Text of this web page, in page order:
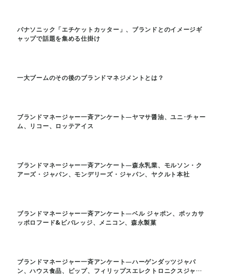
どう生まれたのか、コミュニケーションの「場」に参加した。
パナソニック「エチケットカッター」、ブランドとのイメージギ
ャップで話題を集める仕掛け
一大ブームのその後のブランドマネジメントとは？
ブランドマネージャー一斉アンケート―ヤマサ醤油、ユニ･チャー
ム、リコー、ロッテアイス
ブランドマネージャー一斉アンケート―森永乳業、モルソン・ク
アーズ・ジャパン、モンデリーズ・ジャパン、ヤクルト本社
ブランドマネージャー一斉アンケート―ベル ジャポン、ポッカサ
ッポロフード&ビバレッジ、メニコン、森永製菓
ブランドマネージャー一斉アンケート―ハーゲンダッツジャパ
ン、ハウス食品、ピップ、フィリップスエレクトロニクスジャパ